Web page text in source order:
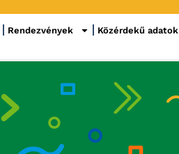
Rendezvények Közérdekű adatok